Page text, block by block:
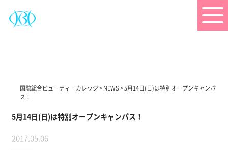
国際総合ビューティーカレッジ> NEWS > 5月14日(日)は特別オープンキャンパ
ス！
5月14日(日)は特別オープンキャンパス！
2017.05.06